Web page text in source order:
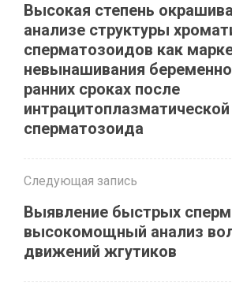
Высокая степень
анализе структуры
сперматозоидов как
невынашивания
ранних сроках после
сперматозоида
Следующая запись
Выявление быстрых
высокомощный анализ
движений жгутиков